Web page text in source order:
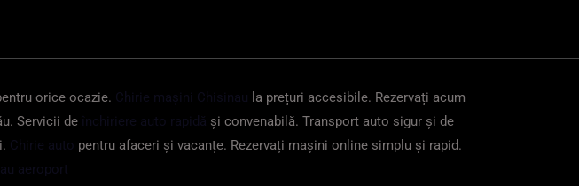
orice ocazie. Chirie mașini Chisinau la prețuri accesibile. Rezervați acum
Servicii de închiriere auto rapidă și convenabilă. Transport auto sigur și de
Chirie auto pentru afaceri și vacanțe. Rezervați mașini online simplu și rapid.
aeroport